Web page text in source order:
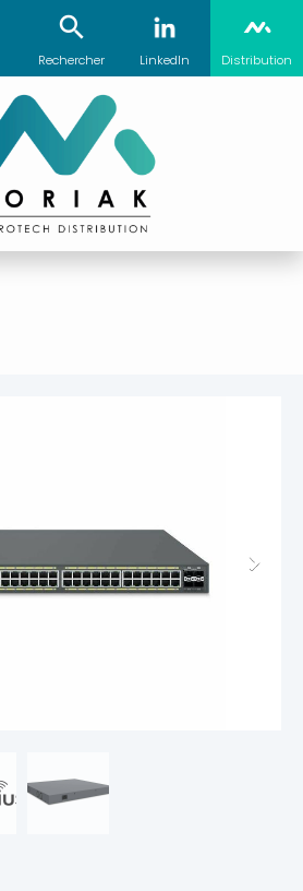
Rechercher LinkedIn Distribution